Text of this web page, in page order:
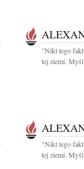
"Nikt tego
tej ziemi.
"Nikt tego
tej ziemi.